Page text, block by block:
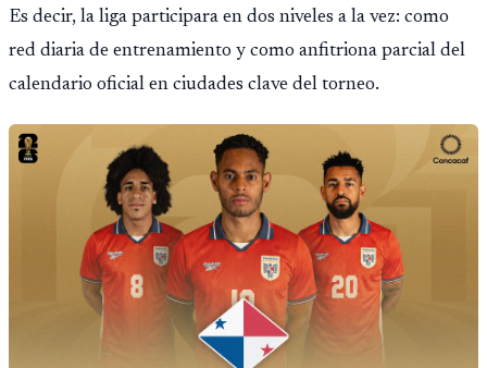
Es decir, la liga participara en dos niveles a la vez: como
red diaria de entrenamiento y como anfitriona parcial del
calendario oficial en ciudades clave del torneo.